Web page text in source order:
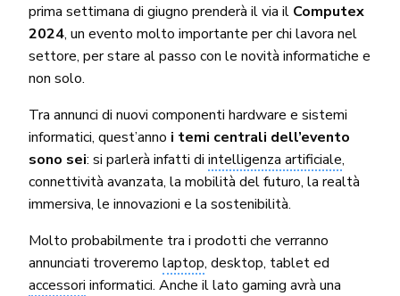
prima settimana di giugno prenderà il via il Computex
2024, un evento molto importante per chi lavora nel
settore, per stare al passo con le novità informatiche e
non solo.
Tra annunci di nuovi componenti hardware e sistemi
informatici, quest’anno i temi centrali dell’evento
sono sei: si parlerà infatti diintelligenza artificiale,
connettività avanzata, la mobilità del futuro, la realtà
immersiva, le innovazioni e la sostenibilità.
Molto probabilmente tra i prodotti che verranno
annunciati troveremo laptop, desktop, tablet ed
accessori informatici. Anche il lato gaming avrà una